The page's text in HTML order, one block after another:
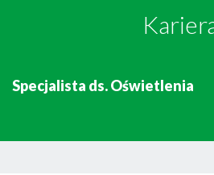
Specjalista ds. Oświetlenia